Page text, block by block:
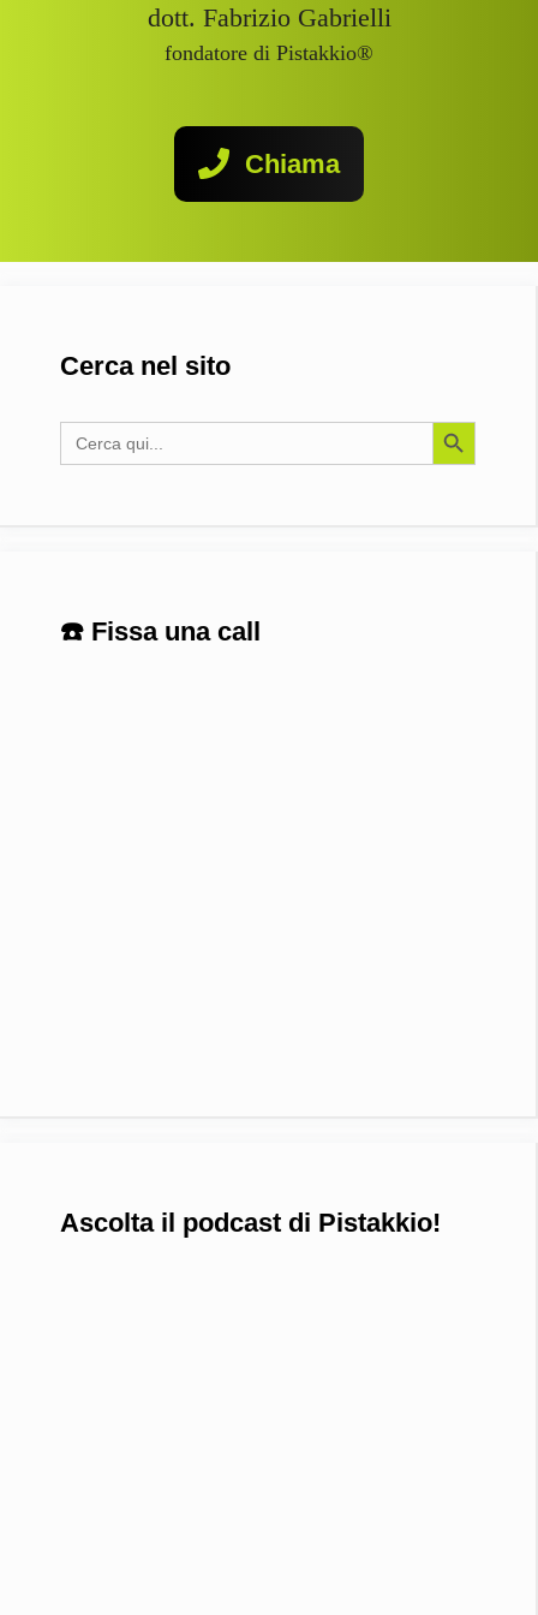
dott. Fabrizio Gabrielli
fondatore di Pistakkio®
Chiama
Cerca nel sito
Search
for:
Search Button
☎️ Fissa una call
Ascolta il podcast di Pistakkio!